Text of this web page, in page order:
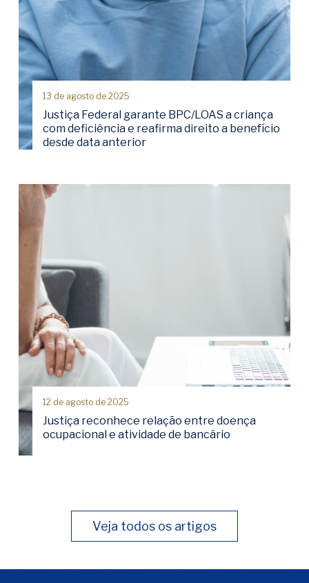
13 de agosto de 2025
Justiça Federal garante BPC/LOAS a criança
com deficiência e reafirma direito a benefício
desde data anterior
12 de agosto de 2025
Justiça reconhece relação entre doença
ocupacional e atividade de bancário
Veja todos os artigos